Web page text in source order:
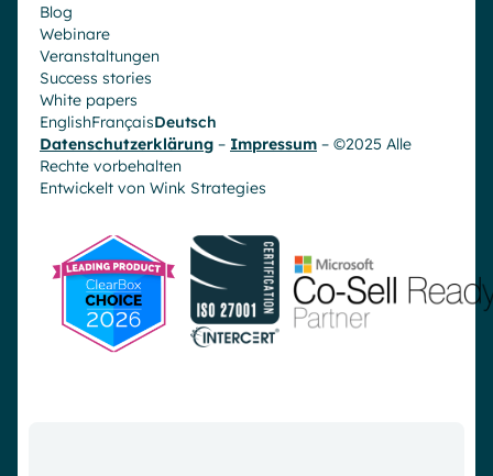
Blog
Webinare
Veranstaltungen
Success stories
White papers
EnglishFrançaisDeutsch
Datenschutzerklärung – Impressum – ©2025 Alle
Rechte vorbehalten
Entwickelt von Wink Strategies